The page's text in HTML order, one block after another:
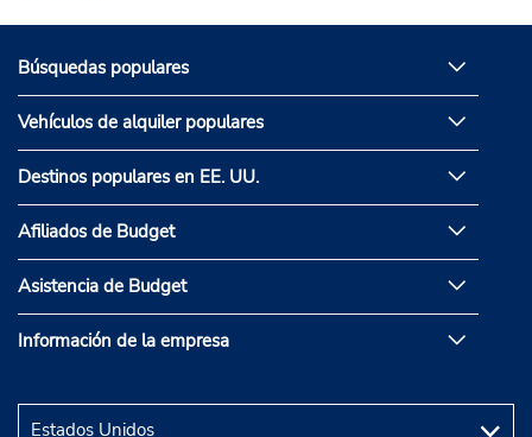
Búsquedas populares
Vehículos de alquiler populares
Destinos populares en EE. UU.
Afiliados de Budget
Asistencia de Budget
Información de la empresa